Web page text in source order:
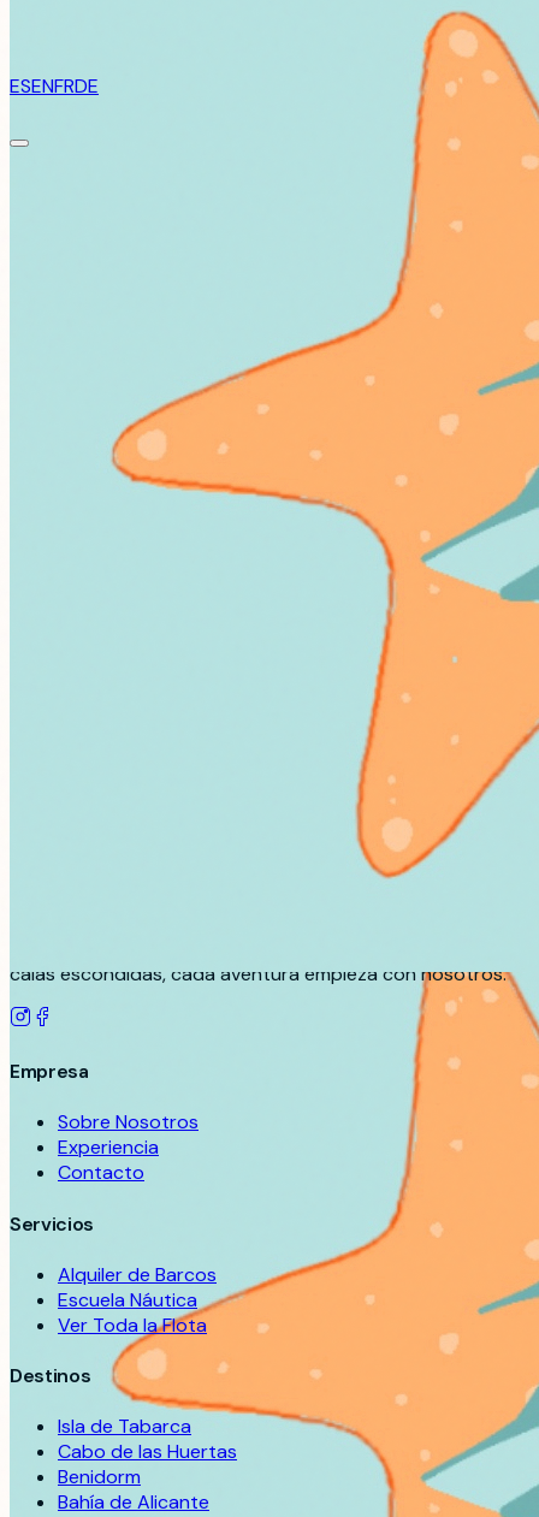
ESENFRDE
Tu puerta al Mediterráneo
calas escondidas, cada aventura empieza con nosotros.
Empresa
Sobre Nosotros
Experiencia
Contacto
Servicios
Alquiler de Barcos
Escuela Náutica
Ver Toda la Flota
Destinos
Isla de Tabarca
Cabo de las Huertas
Benidorm
Bahía de Alicante